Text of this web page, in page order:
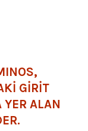
GİRİT
ALAN